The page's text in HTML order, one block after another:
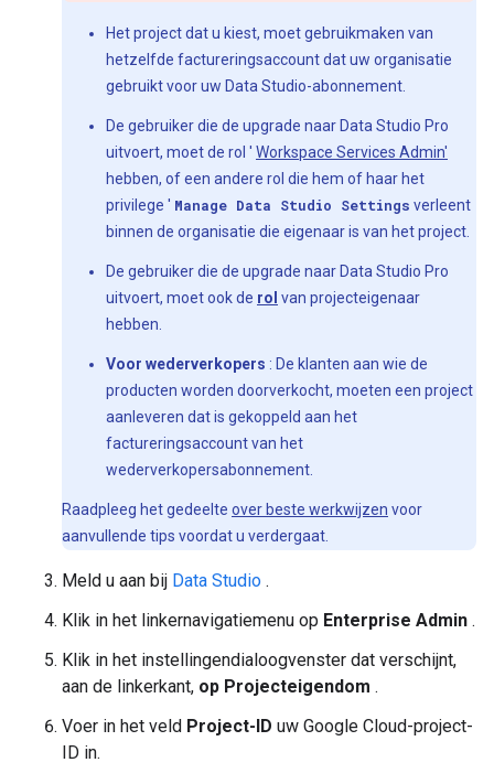
Het project dat u kiest, moet gebruikmaken van
hetzelfde factureringsaccount dat uw organisatie
gebruikt voor uw Data Studio-abonnement.
De gebruiker die de upgrade naar Data Studio Pro
uitvoert, moet de rol ' Workspace Services Admin'
hebben, of een andere rol die hem of haar het
privilege ' Manage Data Studio Settings verleent
binnen de organisatie die eigenaar is van het project.
De gebruiker die de upgrade naar Data Studio Pro
uitvoert, moet ook de rol van projecteigenaar
hebben.
Voor wederverkopers : De klanten aan wie de
producten worden doorverkocht, moeten een project
aanleveren dat is gekoppeld aan het
factureringsaccount van het
wederverkopersabonnement.
Raadpleeg het gedeelte over beste werkwijzen voor
aanvullende tips voordat u verdergaat.
Meld u aan bij Data Studio .
Klik in het linkernavigatiemenu op Enterprise Admin .
Klik in het instellingendialoogvenster dat verschijnt,
aan de linkerkant, op Projecteigendom .
Voer in het veld Project-ID uw Google Cloud-project-
ID in.